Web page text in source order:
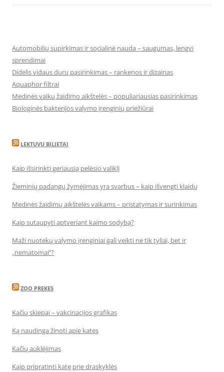
Automobilių supirkimas ir socialinė nauda – saugumas, lengvi
sprendimai
Didelis vidaus durų pasirinkimas – rankenos ir dizainas
Aquaphor filtrai
Medinės vaikų žaidimo aikštelės – populiariausias pasirinkimas
Biologinės bakterijos valymo įrenginių priežiūrai
LEKTUVU BILIETAI
Kaip išsirinkti geriausią pelėsio valiklį
Žieminių padangų žymėjimas yra svarbus – kaip išvengti klaidų
Medinės žaidimų aikštelės vaikams – pristatymas ir surinkimas
Kaip sutaupyti aptveriant kaimo sodybą?
Maži nuotekų valymo įrenginiai gali veikti ne tik tyliai, bet ir
„nematomai‘‘?
ZOO PREKES
Kačių skiepai – vakcinacijos grafikas
Ką naudinga žinoti apie kates
Kačių auklėjimas
Kaip pripratinti katę prie draskyklės